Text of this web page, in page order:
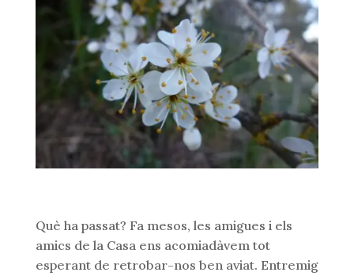
Què ha passat? Fa mesos, les amigues i els
amics de la Casa ens acomiadàvem tot
esperant de retrobar-nos ben aviat. Entremig